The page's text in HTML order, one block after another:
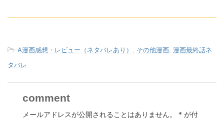
-A漫画感想・レビュー（ネタバレあり） その他漫画 漫画最終話ネ
タバレ
comment
メールアドレスが公開されることはありません。 * が付